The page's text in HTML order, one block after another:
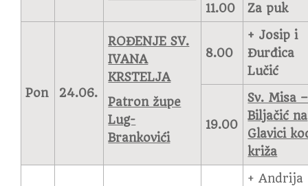
11.00
Za puk
Pon 24.06.
ROĐENJE SV.
IVANA
KRSTELJA
Patron župe
Lug-
Brankovići
8.00
+ Josip i
Đurđica
Lučić
19.00
Sv. Misa –
Biljačić na
Glavici
križa
+ Andrija